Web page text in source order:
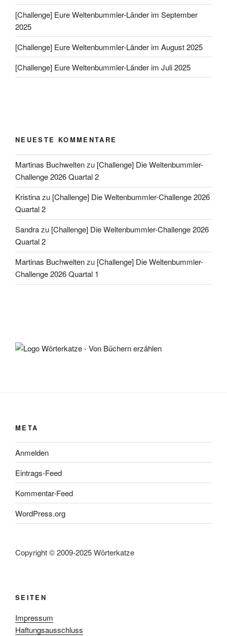
[Challenge] Eure Weltenbummler-Länder im September
2025
[Challenge] Eure Weltenbummler-Länder im August 2025
[Challenge] Eure Weltenbummler-Länder im Juli 2025
NEUESTE KOMMENTARE
Martinas Buchweltenzu [Challenge] Die Weltenbummler-
Challenge 2026 Quartal 2
Kristinazu [Challenge] Die Weltenbummler-Challenge 2026
Quartal 2
Sandrazu [Challenge] Die Weltenbummler-Challenge 2026
Quartal 2
Martinas Buchweltenzu [Challenge] Die Weltenbummler-
Challenge 2026 Quartal 1
META
Anmelden
Eintrags-Feed
Kommentar-Feed
WordPress.org
Copyright © 2009-2025 Wörterkatze
SEITEN
Impressum
Haftungsausschluss